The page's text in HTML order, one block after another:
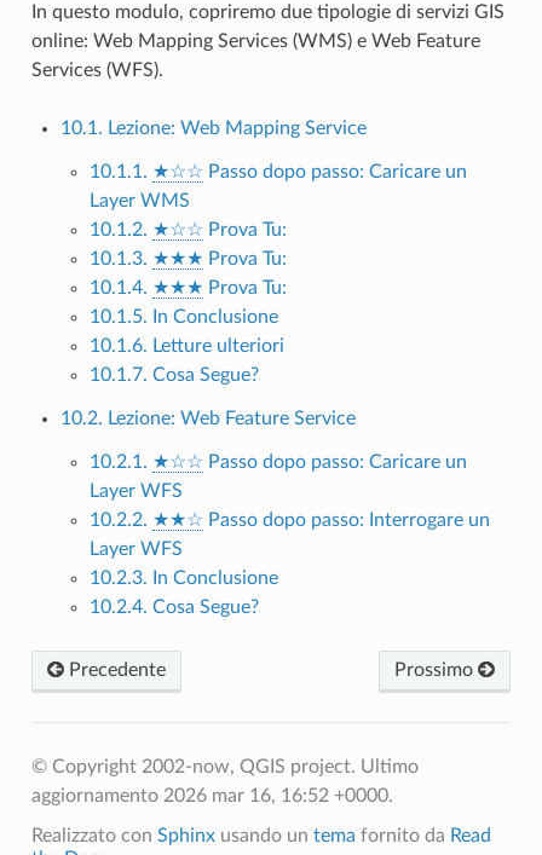
In questo modulo, copriremo due tipologie di servizi GIS
online: Web Mapping Services (WMS) e Web Feature
Services (WFS).
10.1. Lezione: Web Mapping Service
10.1.1. ★☆☆ Passo dopo passo: Caricare un
Layer WMS
10.1.2. ★☆☆ Prova Tu:
10.1.3. ★★★ Prova Tu:
10.1.4. ★★★ Prova Tu:
10.1.5. In Conclusione
10.1.6. Letture ulteriori
10.1.7. Cosa Segue?
10.2. Lezione: Web Feature Service
10.2.1. ★☆☆ Passo dopo passo: Caricare un
Layer WFS
10.2.2. ★★☆ Passo dopo passo: Interrogare un
Layer WFS
10.2.3. In Conclusione
10.2.4. Cosa Segue?
Precedente Prossimo
© Copyright 2002-now, QGIS project. Ultimo
aggiornamento 2026 mar 16, 16:52 +0000.
Realizzato con Sphinxusando un tema fornito da Read